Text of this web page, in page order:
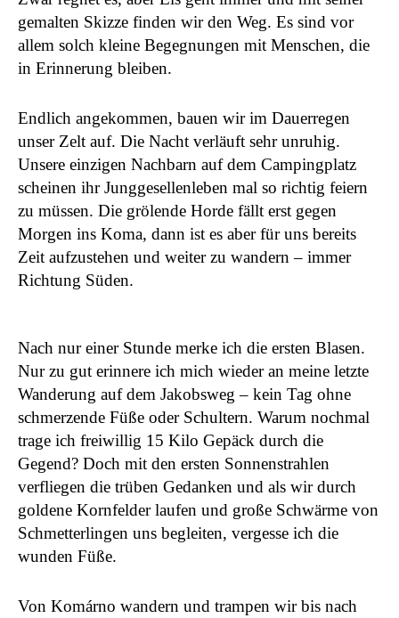
gemalten Skizze finden wir den Weg. Es sind vor
allem solch kleine Begegnungen mit Menschen, die
in Erinnerung bleiben.
Endlich angekommen, bauen wir im Dauerregen
unser Zelt auf. Die Nacht verläuft sehr unruhig.
Unsere einzigen Nachbarn auf dem Campingplatz
scheinen ihr Junggesellenleben mal so richtig feiern
zu müssen. Die grölende Horde fällt erst gegen
Morgen ins Koma, dann ist es aber für uns bereits
Zeit aufzustehen und weiter zu wandern – immer
Richtung Süden.
Nach nur einer Stunde merke ich die ersten Blasen.
Nur zu gut erinnere ich mich wieder an meine letzte
Wanderung auf dem Jakobsweg – kein Tag ohne
schmerzende Füße oder Schultern. Warum nochmal
trage ich freiwillig 15 Kilo Gepäck durch die
Gegend? Doch mit den ersten Sonnenstrahlen
verfliegen die trüben Gedanken und als wir durch
goldene Kornfelder laufen und große Schwärme von
Schmetterlingen uns begleiten, vergesse ich die
wunden Füße.
Von Komárno wandern und trampen wir bis nach